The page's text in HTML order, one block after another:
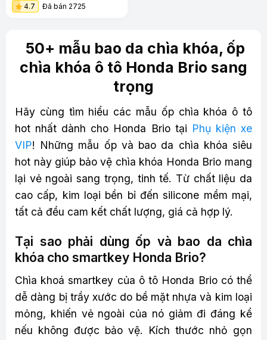
4.7 Đã bán 2725
50+ mẫu bao da chìa khóa, ốp
chìa khóa ô tô Honda Brio sang
trọng
Hãy cùng tìm hiểu các mẫu ốp chìa khóa ô tô
hot nhất dành cho Honda Brio tại Phụ kiện xe
VIP! Những mẫu ốp và bao da chìa khóa siêu
hot này giúp bảo vệ chìa khóa Honda Brio mang
lại vẻ ngoài sang trọng, tinh tế. Từ chất liệu da
cao cấp, kim loại bền bỉ đến silicone mềm mại,
tất cả đều cam kết chất lượng, giá cả hợp lý.
Tại sao phải dùng ốp và bao da chìa
khóa cho smartkey Honda Brio?
Chìa khoá smartkey của ô tô Honda Brio có thể
dễ dàng bị trầy xước do bề mặt nhựa và kim loại
mỏng, khiến vẻ ngoài của nó giảm đi đáng kể
nếu không được bảo vệ. Kích thước nhỏ gọn